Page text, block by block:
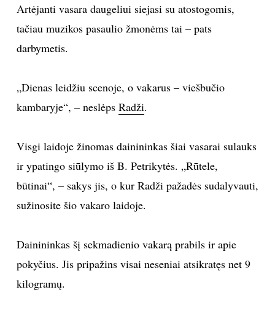
FOTOGRAFIJA
MENAS
ORAI
ISTORIJA
KNYGOS
NAMAI
VIRTUVĖ
Artėjanti vasara daugeliui siejasi su atostogomis,
tačiau muzikos pasaulio žmonėms tai – pats
darbymetis.
„Dienas leidžiu scenoje, o vakarus – viešbučio
kambaryje“, – neslėps Radži.
Visgi laidoje žinomas dainininkas šiai vasarai sulauks
ir ypatingo siūlymo iš B. Petrikytės. „Rūtele,
būtinai“, – sakys jis, o kur Radži pažadės sudalyvauti,
sužinosite šio vakaro laidoje.
Dainininkas šį sekmadienio vakarą prabils ir apie
pokyčius. Jis pripažins visai neseniai atsikratęs net 9
kilogramų.